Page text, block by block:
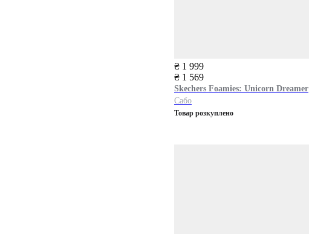
₴ 1 999
₴ 1 569
Skechers Foamies: Unicorn Dreamer
Сабо
Товар розкуплено